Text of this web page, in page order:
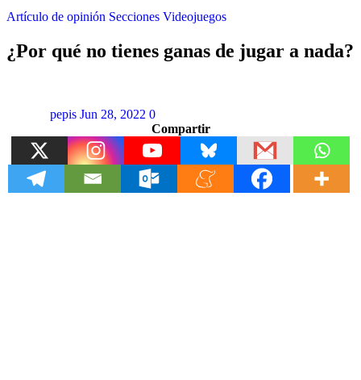
Artículo de opinión Secciones Videojuegos
¿Por qué no tienes ganas de jugar a nada?
pepis Jun 28, 2022 0
Compartir